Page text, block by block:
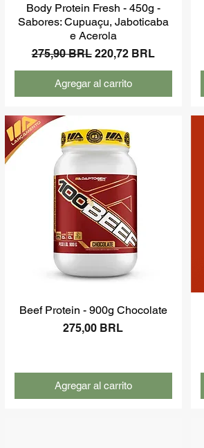
Body Protein Fresh - 450g -
Sabores: Cupuaçu, Jaboticaba
e Acerola
Precio
275,90 BRL Precio de oferta
220,72 BRL
Agregar al carrito
Beef Protein - 900g Chocolate
Precio
275,00 BRL
Agregar al carrito